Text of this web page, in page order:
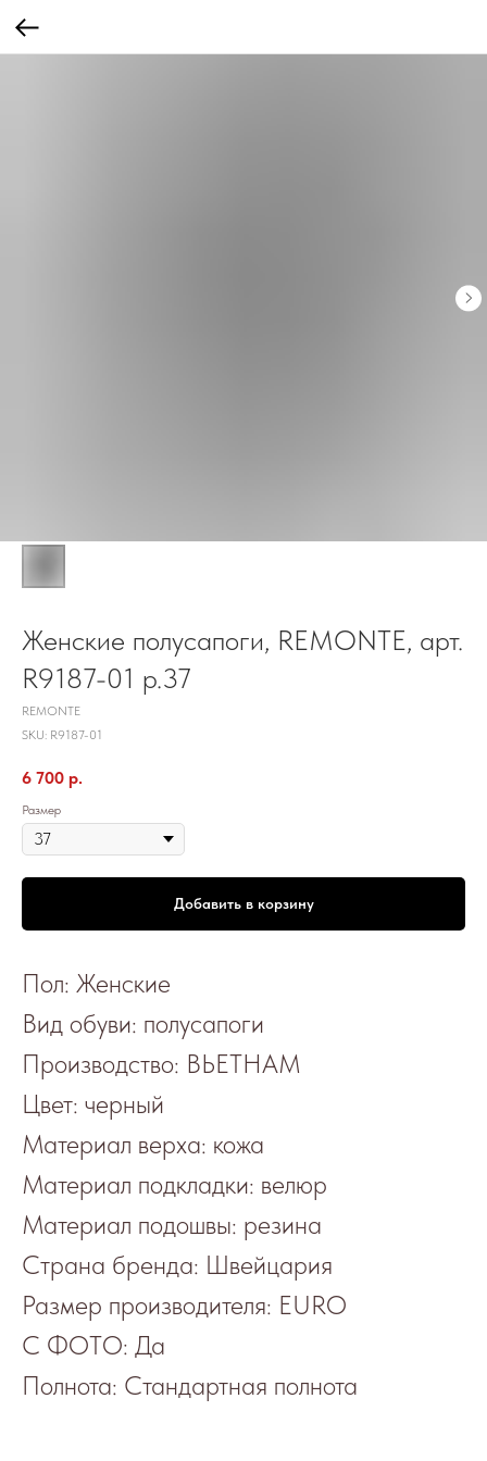
Женские полусапоги, REMONTE, арт.
R9187-01 р.37
REMONTE
SKU: R9187-01
6 700 р.
Размер
Добавить в корзину
Пол: Женские
Вид обуви: полусапоги
Производство: ВЬЕТНАМ
Цвет: черный
Материал верха: кожа
Материал подкладки: велюр
Материал подошвы: резина
Страна бренда: Швейцария
Размер производителя: EURO
С ФОТО: Да
Полнота: Стандартная полнота